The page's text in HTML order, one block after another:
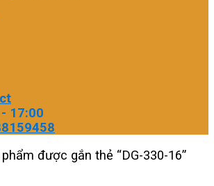
17:00
phẩm được gắn thẻ “DG-330-16”